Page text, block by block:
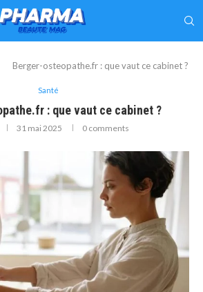
Berger-osteopathe.fr : que vaut ce cabinet ?
Santé
: que vaut ce cabinet ?
31 mai 2025 0 comments